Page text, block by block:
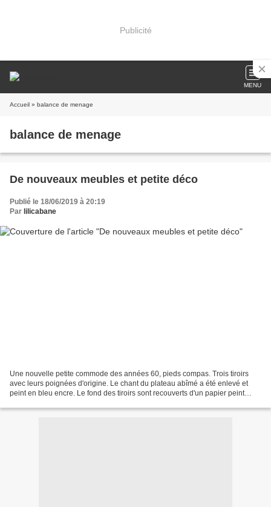
Publicité
MENU
Accueil » balance de menage
balance de menage
De nouveaux meubles et petite déco
Publié le 18/06/2019 à 20:19
Par lilicabane
Une nouvelle petite commode des années 60, pieds compas. Trois tiroirs
avec leurs poignées d'origine. Le chant du plateau abîmé a été enlevé et
peint en bleu encre. Le fond des tiroirs sont recouverts d'un papier peint